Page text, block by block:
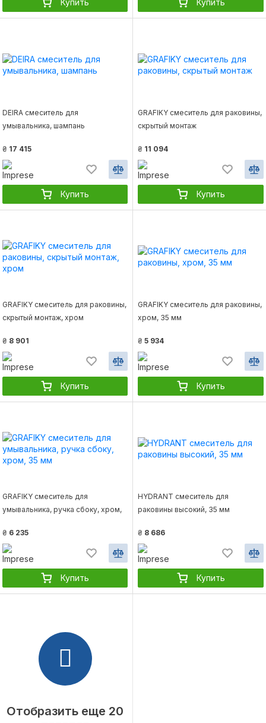
Купить Купить
DEIRA смеситель для
умывальника, шампань
₴ 17 415
Купить
GRAFIKY смеситель для раковины,
скрытый монтаж
₴ 11 094
Купить
GRAFIKY смеситель для раковины,
скрытый монтаж, хром
₴ 8 901
Купить
GRAFIKY смеситель для раковины,
хром, 35 мм
₴ 5 934
Купить
GRAFIKY смеситель для
умывальника, ручка сбоку, хром,
₴ 6 235
Купить
HYDRANT смеситель для
раковины высокий, 35 мм
₴ 8 686
Купить
Отобразить еще 20